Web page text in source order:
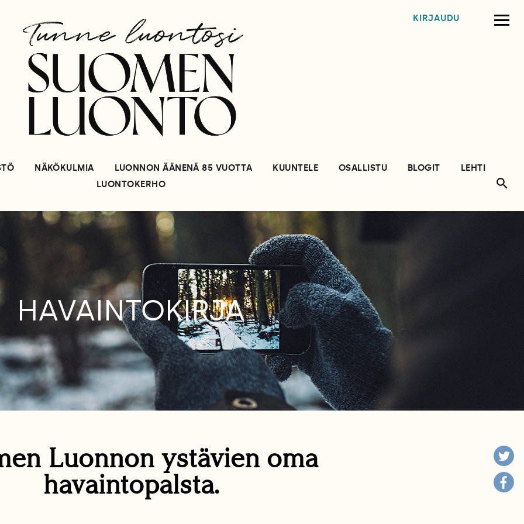
KIRJAUDU
NÄKÖKULMIA LUONNON ÄÄNENÄ 85 VUOTTA KUUNTELE OSALLISTU BLOGIT
LEHTI
LUONTOKERHO
HAVAINTOKIRJA
Luonnon ystävien oma
havaintopalsta.